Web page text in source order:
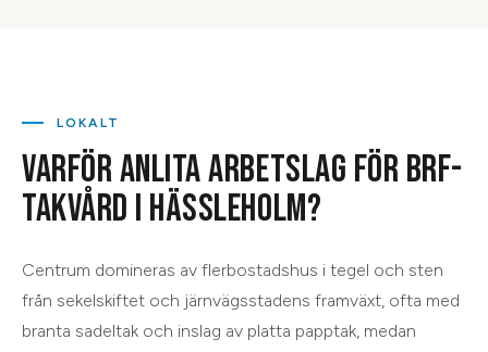
LOKALT
VARFÖR ANLITA ARBETSLAG FÖRBRF-
TAKVÅRD I HÄSSLEHOLM?
Centrum domineras av flerbostadshus i tegel och sten
från sekelskiftet och järnvägsstadens framväxt, ofta med
branta sadeltak och inslag av platta papptak, medan